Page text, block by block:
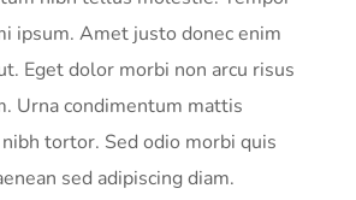
ipsum. Amet justo donec enim
Eget dolor morbi non arcu risus
Urna condimentum mattis
tortor. Sed odio morbi quis
sed adipiscing diam.